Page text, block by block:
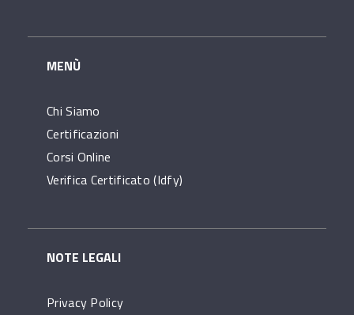
MENÙ
Chi Siamo
Certificazioni
Corsi Online
Verifica Certificato (idfy)
NOTE LEGALI
Privacy Policy